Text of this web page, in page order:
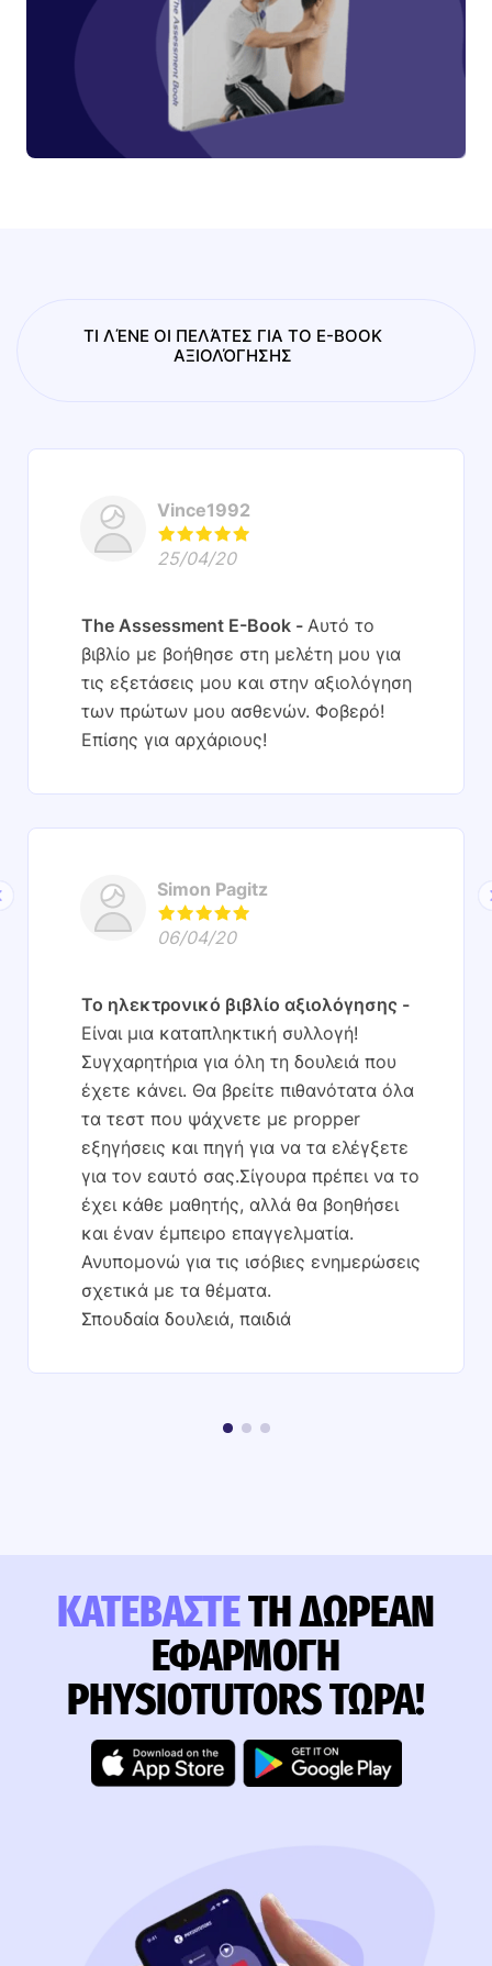
ΤΙ ΛΈΝΕ ΟΙ ΠΕΛΆΤΕΣ ΓΙΑ ΤΟ E-BOOK
ΑΞΙΟΛΌΓΗΣΗΣ
Vince1992
25/04/20
The Assessment E-Book
Αυτό το
βιβλίο με βοήθησε στη μελέτη μου για
τις εξετάσεις μου και στην αξιολόγηση
των πρώτων μου ασθενών. Φοβερό!
Επίσης για αρχάριους!
Simon Pagitz
06/04/20
Το ηλεκτρονικό βιβλίο αξιολόγησης
Είναι μια καταπληκτική συλλογή!
Συγχαρητήρια για όλη τη δουλειά που
έχετε κάνει. Θα βρείτε πιθανότατα όλα
τα τεστ που ψάχνετε με propper
εξηγήσεις και πηγή για να τα ελέγξετε
για τον εαυτό σας.Σίγουρα πρέπει να το
έχει κάθε μαθητής, αλλά θα βοηθήσει
και έναν έμπειρο επαγγελματία.
Ανυπομονώ για τις ισόβιες ενημερώσεις
σχετικά με τα θέματα.
Σπουδαία δουλειά, παιδιά
ΚΑΤΕΒΆΣΤΕΤΗ ΔΩΡΕΆΝ
ΕΦΑΡΜΟΓΉ
PHYSIOTUTORS ΤΏΡΑ!